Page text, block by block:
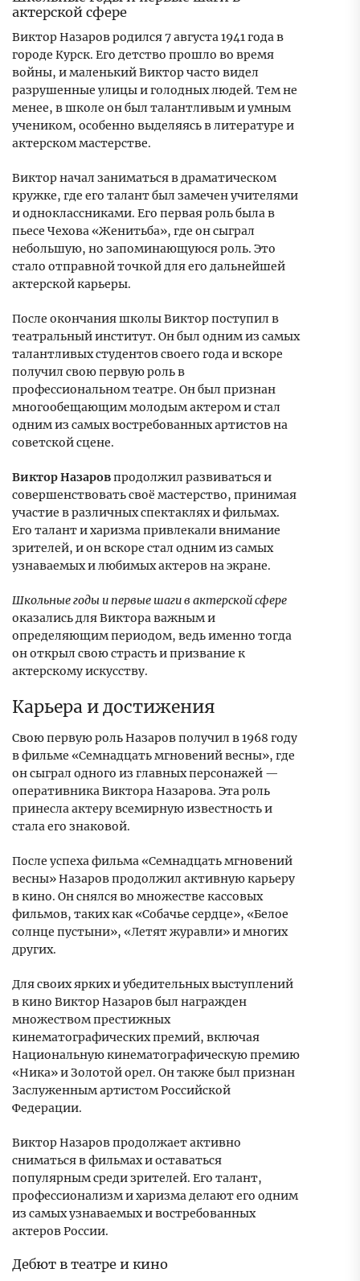
актерской сфере
Виктор Назаров родился 7 августа 1941 года в
городе Курск. Его детство прошло во время
войны, и маленький Виктор часто видел
разрушенные улицы и голодных людей. Тем не
менее, в школе он был талантливым и умным
учеником, особенно выделяясь в литературе и
актерском мастерстве.
Виктор начал заниматься в драматическом
кружке, где его талант был замечен учителями
и одноклассниками. Его первая роль была в
пьесе Чехова «Женитьба», где он сыграл
небольшую, но запоминающуюся роль. Это
стало отправной точкой для его дальнейшей
актерской карьеры.
После окончания школы Виктор поступил в
театральный институт. Он был одним из самых
талантливых студентов своего года и вскоре
получил свою первую роль в
профессиональном театре. Он был признан
многообещающим молодым актером и стал
одним из самых востребованных артистов на
советской сцене.
Виктор Назаровпродолжил развиваться и
совершенствовать своё мастерство, принимая
участие в различных спектаклях и фильмах.
Его талант и харизма привлекали внимание
зрителей, и он вскоре стал одним из самых
узнаваемых и любимых актеров на экране.
Школьные годы и первые шаги в актерской сфере
оказались для Виктора важным и
определяющим периодом, ведь именно тогда
он открыл свою страсть и призвание к
актерскому искусству.
Карьера и достижения
Свою первую роль Назаров получил в 1968 году
в фильме «Семнадцать мгновений весны», где
он сыграл одного из главных персонажей —
оперативника Виктора Назарова. Эта роль
принесла актеру всемирную известность и
стала его знаковой.
После успеха фильма «Семнадцать мгновений
весны» Назаров продолжил активную карьеру
в кино. Он снялся во множестве кассовых
фильмов, таких как «Собачье сердце», «Белое
солнце пустыни», «Летят журавли» и многих
других.
Для своих ярких и убедительных выступлений
в кино Виктор Назаров был награжден
множеством престижных
кинематографических премий, включая
Национальную кинематографическую премию
«Ника» и Золотой орел. Он также был признан
Заслуженным артистом Российской
Федерации.
Виктор Назаров продолжает активно
сниматься в фильмах и оставаться
популярным среди зрителей. Его талант,
профессионализм и харизма делают его одним
из самых узнаваемых и востребованных
актеров России.
Дебют в театре и кино